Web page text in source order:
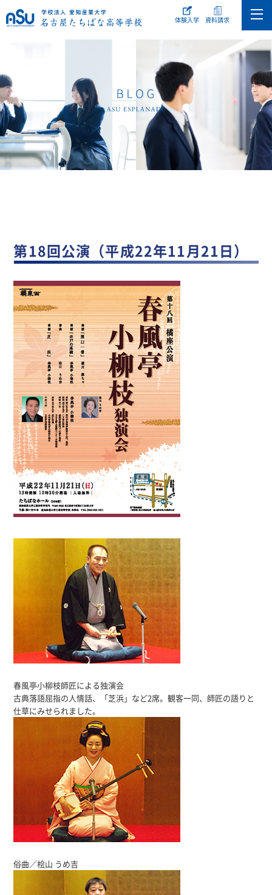
体験入学 資料請求
第18回公演（平成22年11月21日）
春風亭小柳枝師匠による独演会
古典落語屈指の人情話、「芝浜」など2席。観客一同、師匠の語りと
仕草にみせられました。
俗曲／桧山 うめ吉